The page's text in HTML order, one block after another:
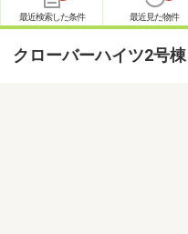
最近検索した条件 最近見た物件
クローバーハイツ2号棟